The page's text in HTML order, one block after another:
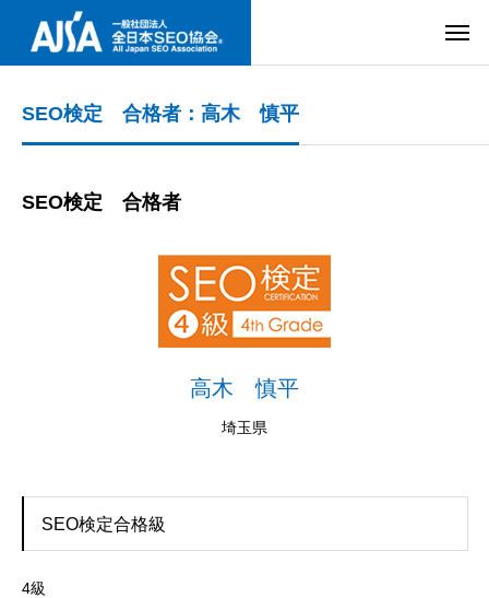
SEO検定 合格者：高木 慎平
SEO検定 合格者
高木 慎平
埼玉県
SEO検定合格級
4級